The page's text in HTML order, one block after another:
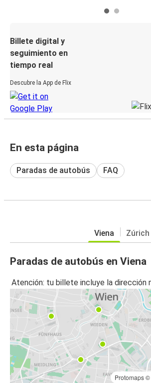
Billete digital y
seguimiento en
tiempo real
Descubre la App de Flix
En esta página
Paradas de autobús FAQ
Viena Zúrich
Paradas de autobús en Viena
Atención: tu billete incluye la dirección
Protomaps©